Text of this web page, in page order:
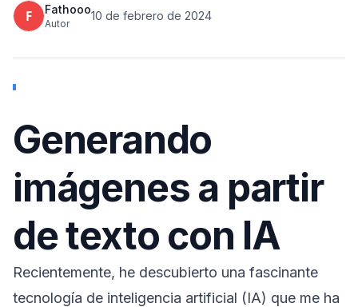
Fathooo
Autor
10 de febrero de 2024
Generando
imágenes a partir
de texto con IA
Recientemente, he descubierto una fascinante
tecnología de inteligencia artificial (IA) que me ha